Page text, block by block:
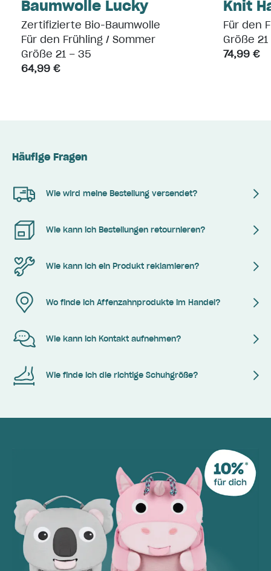
Baumwolle Lucky
Zertifizierte Bio-Baumwolle
Für den Frühling / Sommer
Größe 21 – 35
64,99 €
Knit
Für den
Größe
74,99 €
Häufige Fragen
Wie wird meine Bestellung versendet?
Wie kann ich Bestellungen retournieren?
Wie kann ich ein Produkt reklamieren?
Wo finde ich Affenzahnprodukte im Handel?
Wie kann ich Kontakt aufnehmen?
Wie finde ich die richtige Schuhgröße?